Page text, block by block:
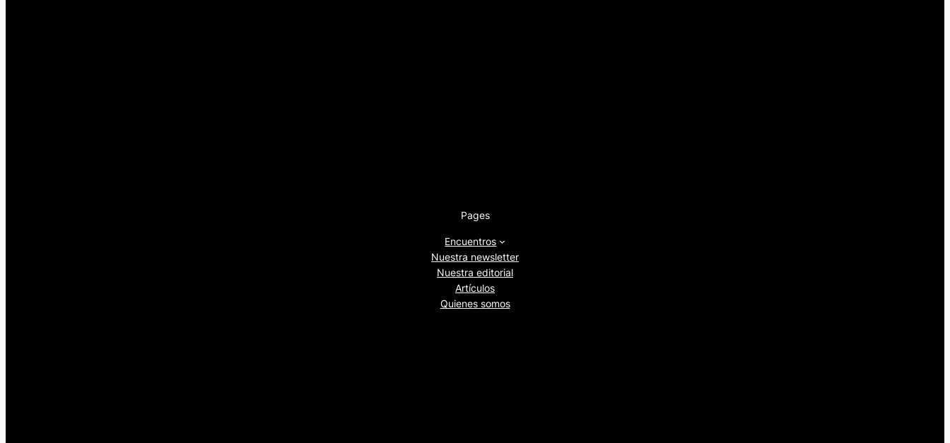
Pages
Encuentros
Nuestra newsletter
Nuestra editorial
Artículos
Quienes somos